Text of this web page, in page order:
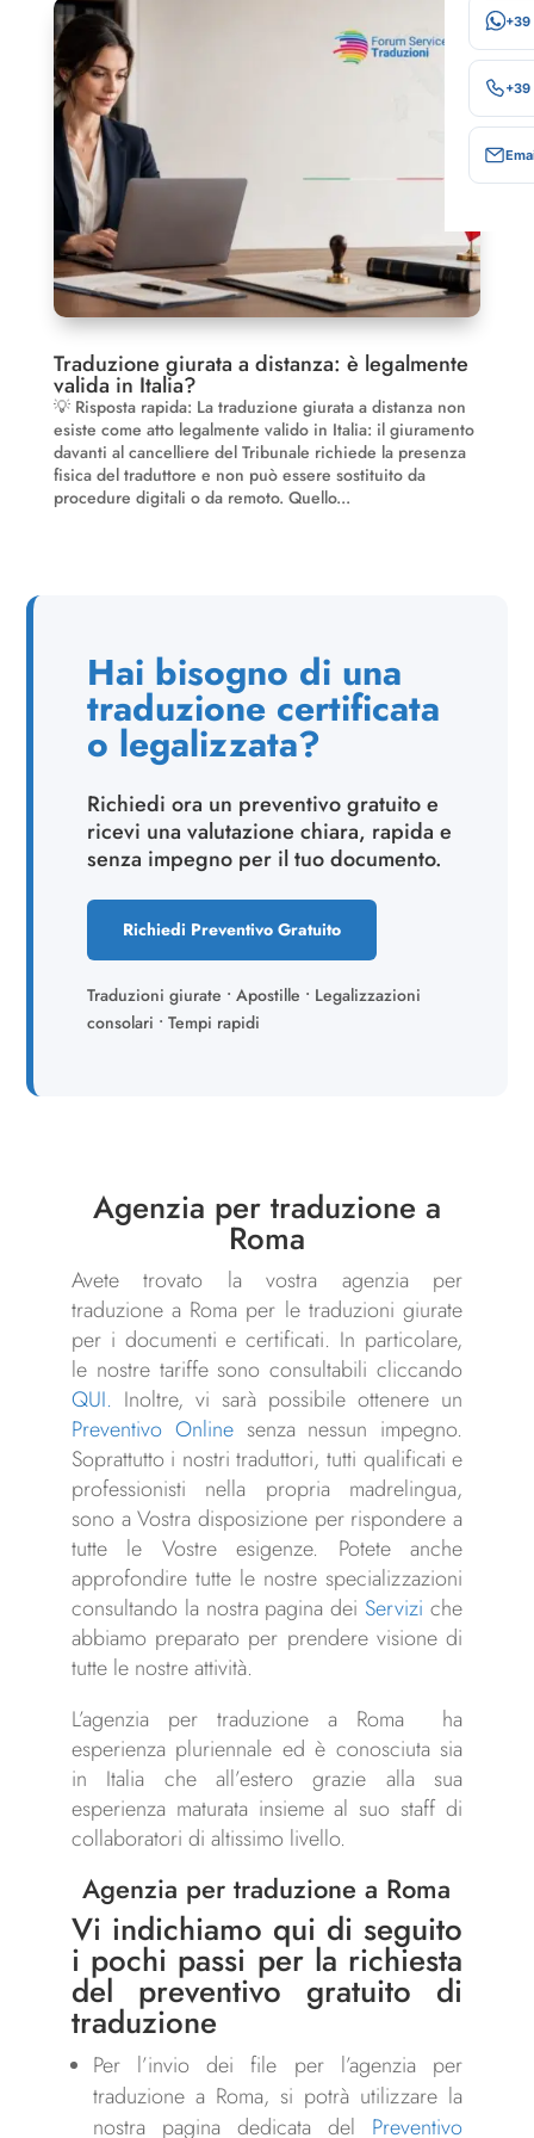
+39
Traduzione giurata a distanza: è legalmente
valida in Italia?
💡 Risposta rapida: La traduzione giurata a distanza non
esiste come atto legalmente valido in Italia: il giuramento
davanti al cancelliere del Tribunale richiede la presenza
fisica del traduttore e non può essere sostituito da
procedure digitali o da remoto. Quello...
Hai bisogno di una
traduzione certificata
o legalizzata?
Richiedi ora un preventivo gratuito e
ricevi una valutazione chiara, rapida e
senza impegno per il tuo documento.
Richiedi Preventivo Gratuito
Traduzioni giurate • Apostille • Legalizzazioni
consolari • Tempi rapidi
Agenzia per traduzione a
Roma
Avete trovato la vostra agenzia per
traduzione a Roma per le traduzioni giurate
per i documenti e certificati. In particolare,
le nostre tariffe sono consultabili cliccando
QUI. Inoltre, vi sarà possibile ottenere un
Preventivo Onlinesenza nessun impegno.
Soprattutto i nostri traduttori, tutti qualificati e
professionisti nella propria madrelingua,
sono a Vostra disposizione per rispondere a
tutte le Vostre esigenze. Potete anche
approfondire tutte le nostre specializzazioni
consultando la nostra pagina dei Servizi che
abbiamo preparato per prendere visione di
tutte le nostre attività.
L’agenzia per traduzione a Roma ha
esperienza pluriennale ed è conosciuta sia
in Italia che all’estero grazie alla sua
esperienza maturata insieme al suo staff di
collaboratori di altissimo livello.
Agenzia per traduzione a Roma
Vi indichiamo qui di seguito
i pochi passi per la richiesta
del preventivo gratuito di
traduzione
Per l’invio dei file per l’agenzia per
traduzione a Roma, si potrà utilizzare la
nostra pagina dedicata del Preventivo